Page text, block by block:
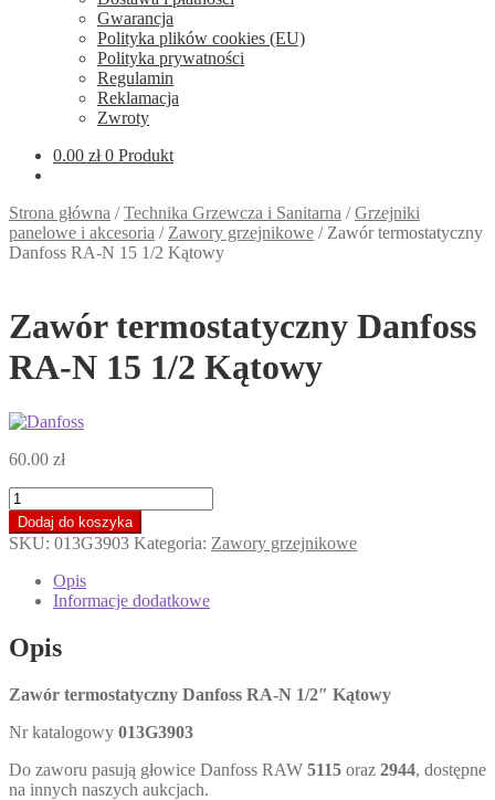
Gwarancja
Polityka plików cookies (EU)
Polityka prywatności
Regulamin
Reklamacja
Zwroty
0.00 zł 0 Produkt
Strona główna /Technika Grzewcza i Sanitarna /Grzejniki
panelowe i akcesoria / Zawory grzejnikowe / Zawór termostatyczny
Danfoss RA-N 15 1/2 Kątowy
Zawór termostatyczny Danfoss
RA-N 15 1/2 Kątowy
60.00 zł
ilość
Zawór
termostatyczny
Danfoss
RA-
1/2
Kątowy
Dodaj do koszyka
SKU: 013G3903 Kategoria: Zawory grzejnikowe
Opis
Informacje dodatkowe
Opis
Zawór termostatyczny Danfoss RA-N 1/2″ Kątowy
Nr katalogowy 013G3903
Do zaworu pasują głowice Danfoss RAW 5115 oraz 2944, dostępne
na innych naszych aukcjach.